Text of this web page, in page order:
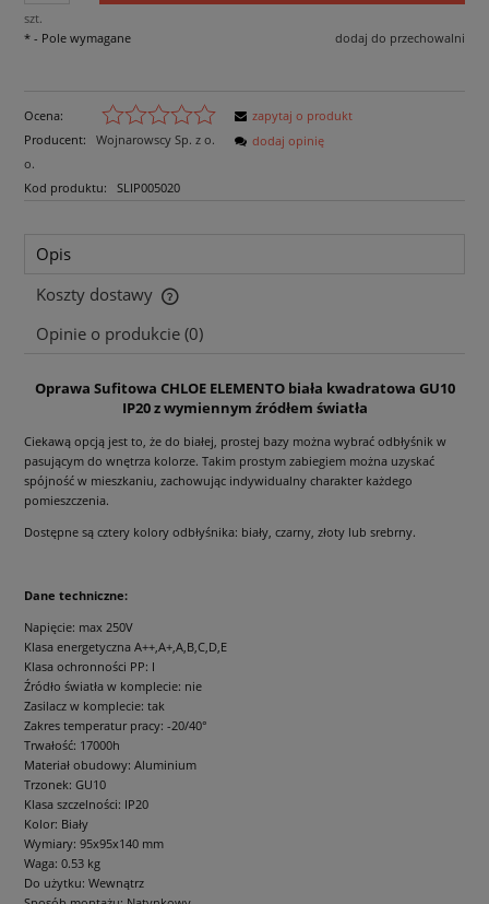
szt.
dodaj do przechowalni
* - Pole wymagane
Ocena:
Producent:
Wojnarowscy Sp. z o.
o.
Kod produktu:
SLIP005020
zapytaj o produkt
dodaj opinię
Opis
Koszty dostawy
Cena nie zawiera ewentualnych kosztów płatności
Opinie o produkcie (0)
Oprawa Sufitowa CHLOE ELEMENTO biała kwadratowa GU10
IP20 z wymiennym źródłem światła
Ciekawą opcją jest to, że do białej, prostej bazy można wybrać odbłyśnik w
pasującym do wnętrza kolorze. Takim prostym zabiegiem można uzyskać
spójność w mieszkaniu, zachowując indywidualny charakter każdego
pomieszczenia.
Dostępne są cztery kolory odbłyśnika: biały, czarny, złoty lub srebrny.
Dane techniczne:
Napięcie: max 250V
Klasa energetyczna A++,A+,A,B,C,D,E
Klasa ochronności PP: I
Źródło światła w komplecie: nie
Zasilacz w komplecie: tak
Zakres temperatur pracy: -20/40°
Trwałość: 17000h
Materiał obudowy: Aluminium
Trzonek: GU10
Klasa szczelności: IP20
Kolor: Biały
Wymiary: 95x95x140 mm
Waga: 0.53 kg
Do użytku: Wewnątrz